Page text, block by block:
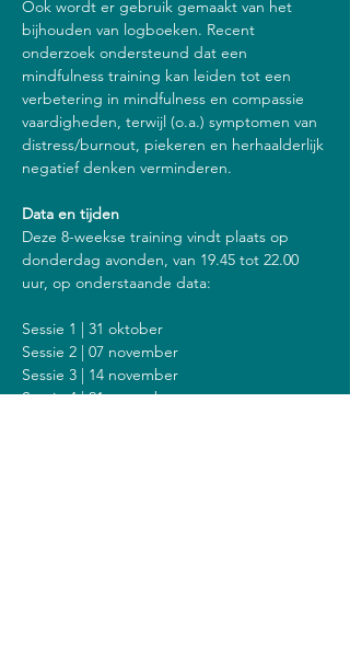
Ook wordt er gebruik gemaakt van het
bijhouden van logboeken. Recent
onderzoek ondersteund dat een
mindfulness training kan leiden tot een
verbetering in mindfulness en compassie
vaardigheden, terwijl (o.a.) symptomen van
distress/burnout, piekeren en herhaalderlijk
negatief denken verminderen.
Data en tijden
Deze 8-weekse training vindt plaats op
donderdag avonden, van 19.45 tot 22.00
uur, op onderstaande data:
Sessie 1 | 31 oktober
Sessie 2 | 07 november
Sessie 3 | 14 november
Sessie 4 | 21 november